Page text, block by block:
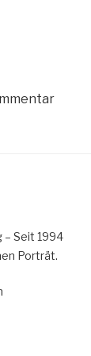
– Seit 1994
Porträt.